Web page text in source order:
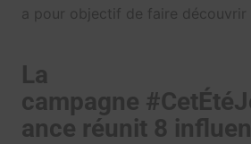
a pour objectif de faire découvrir
La
campagne
ance réunit 8